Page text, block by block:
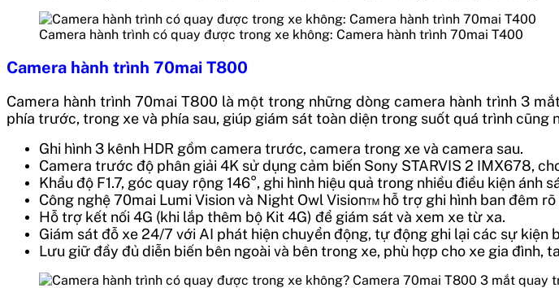
Camera hành trình có quay được trong xe không: Camera hành trình 70mai T400
Camera hành trình 70mai T800
Camera hành trình 70mai T800 là một trong những dòng camera hành trình 3
phía trước, trong xe và phía sau, giúp giám sát toàn diện trong suốt quá trình cũng
Ghi hình 3 kênh HDR gồm camera trước, camera trong xe và camera sau.
Camera trước độ phân giải 4K sử dụng cảm biến Sony STARVIS 2 IMX678,
Khẩu độ F1.7, góc quay rộng 146°, ghi hình hiệu quả trong nhiều điều kiện ánh
Công nghệ 70mai Lumi Vision và Night Owl Vision™ hỗ trợ ghi hình ban đêm rõ
Hỗ trợ kết nối 4G (khi lắp thêm bộ Kit 4G) để giám sát và xem xe từ xa.
Giám sát đỗ xe 24/7 với AI phát hiện chuyển động, tự động ghi lại các sự kiện
Lưu giữ đầy đủ diễn biến bên ngoài và bên trong xe, phù hợp cho xe gia đình,